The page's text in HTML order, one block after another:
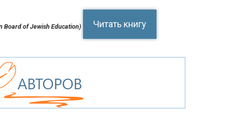
Board of Jewish Education) Читать книгу